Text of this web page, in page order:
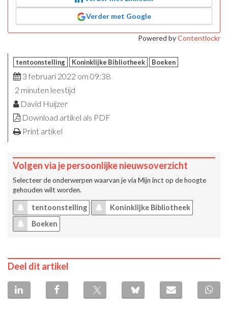
Verder met Google
Powered byContentlockr
tentoonstelling Koninklijke Bibliotheek Boeken
3 februari 2022 om 09:38
2 minuten leestijd
David Huijzer
Download artikel als PDF
Print artikel
Volgen via je persoonlijke nieuwsoverzicht
Selecteer de onderwerpen waarvan je via Mijn inct op de hoogte
gehouden wilt worden.
tentoonstelling
Koninklijke Bibliotheek
Boeken
Deel dit artikel